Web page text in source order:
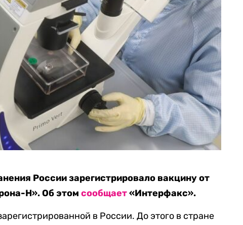
России зарегистрировало вакцину от
Н». Об этомсообщает«Интерфакс».
в России. До этого в стране